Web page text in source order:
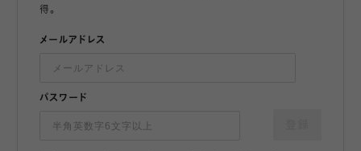
得。
メールアドレス
パスワード